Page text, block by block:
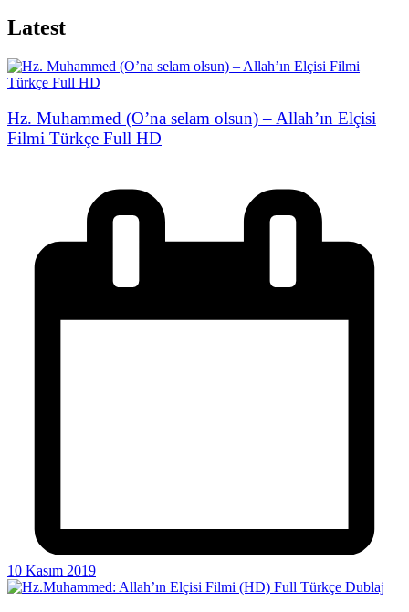
Latest
Hz. Muhammed (O’na selam olsun) – Allah’ın Elçisi
Filmi Türkçe Full HD
10 Kasım 2019